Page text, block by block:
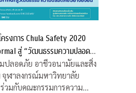
รงการ Chula Safety 2020
สู่ “วัฒนธรรมความปลอดภัย
”
ปลอดภัย อาชีวอนามัยและสิ่ง
จุฬาลงกรณ์มหาวิทยาลัย
วมกับคณะกรรมการความ